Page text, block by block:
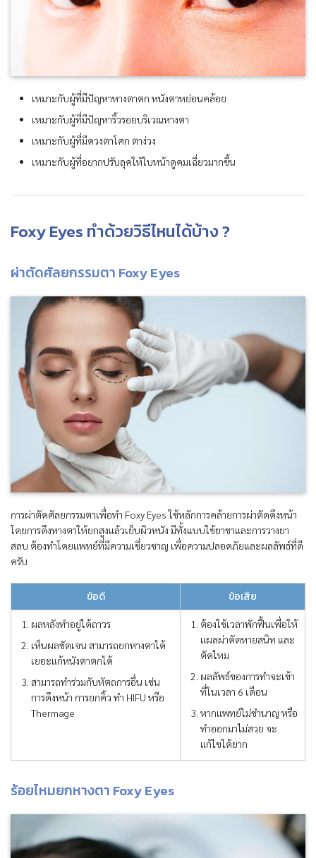
เหมาะกับผู้ที่มีปัญหาหางตาตก หนังตาหย่อนคล้อย
เหมาะกับผู้ที่มีปัญหาริ้วรอยบริเวณหางตา
เหมาะกับผู้ที่มีดวงตาโศก ตาง่วง
เหมาะกับผู้ที่อยากปรับลุคให้ใบหน้าดูคมเฉี่ยวมากขึ้น
Foxy Eyes ทำด้วยวิธีไหนได้บ้าง ?
ผ่าตัดศัลยกรรมตา Foxy Eyes
การผ่าตัดศัลยกรรมตาเพื่อทำ Foxy Eyes ใช้หลักการคล้ายการผ่าตัดดึงหน้า
โดยการดึงหางตาให้ยกสูงแล้วเย็บผิวหนัง มีทั้งแบบใช้ยาชาและการวางยา
สลบ ต้องทำโดยแพทย์ที่มีความเชี่ยวชาญ เพื่อความปลอดภัยและผลลัพธ์ที่ดี
ครับ
ข้อดี ข้อเสีย
ผลหลังทำอยู่ได้ถาวร
เห็นผลชัดเจน สามารถยกหางตาได้
เยอะแก้หนังตาตกได้
สามารถทำร่วมกับหัตถการอื่น เช่น
การดึงหน้า การยกคิ้ว ทำ HIFU หรือ
Thermage
ต้องใช้เวลาพักฟื้นเพื่อให้
แผลผ่าตัดหายสนิท และ
ตัดไหม
ผลลัพธ์ของการทำจะเข้า
ที่ในเวลา 6 เดือน
หากแพทย์ไม่ชำนาญ หรือ
ทำออกมาไม่สวย จะ
แก้ไขได้ยาก
ร้อยไหมยกหางตา Foxy Eyes